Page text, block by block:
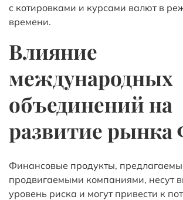
с котировками и курсами валют в
времени.
Влияние
международных
объединений на
развитие рынка
Финансовые продукты,
продвигаемыми компаниями, несут
уровень риска и могут привести к